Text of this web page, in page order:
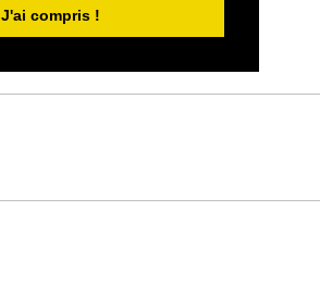
J'ai compris !